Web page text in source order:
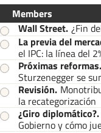
Members
Wall Street. ¿Fin
La previa del
el IPC: la línea del
Próximas reformas.
Sturzenegger se
Revisión.
la recategorización
¿Giro diplomático?.
Gobierno y cómo